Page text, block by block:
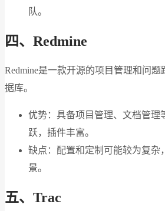
队。
四、Redmine
Redmine是一款开源的项目管理和问
据库。
优势：具备项目管理、文档管理
跃，插件丰富。
缺点：配置和定制可能较为复杂
景。
五、Trac